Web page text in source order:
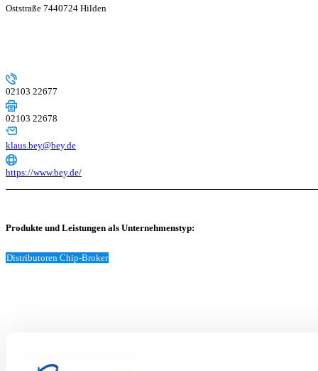
Oststraße 7440724 Hilden
02103 22677
02103 22678
klaus.bey@bey.de
https://www.bey.de/
Produkte und Leistungen als Unternehmenstyp:
Distributoren Chip-Broker